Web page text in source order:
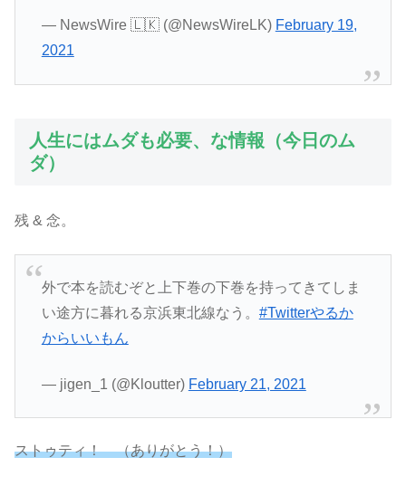
— NewsWire 🇱🇰 (@NewsWireLK) February 19,
2021
人生にはムダも必要、な情報（今日のム
ダ）
残 & 念。
外で本を読むぞと上下巻の下巻を持ってきてしま
い途方に暮れる京浜東北線なう。 #Twitterやるか
からいいもん
— jigen_1 (@Kloutter) February 21, 2021
ストゥティ！ （ありがとう！）